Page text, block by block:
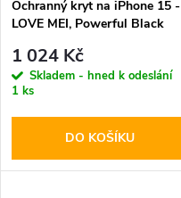
Ochranný kryt na iPhone 15 -
LOVE MEI, Powerful Black
1 024 Kč
Skladem - hned k odeslání
1 ks
DO KOŠÍKU